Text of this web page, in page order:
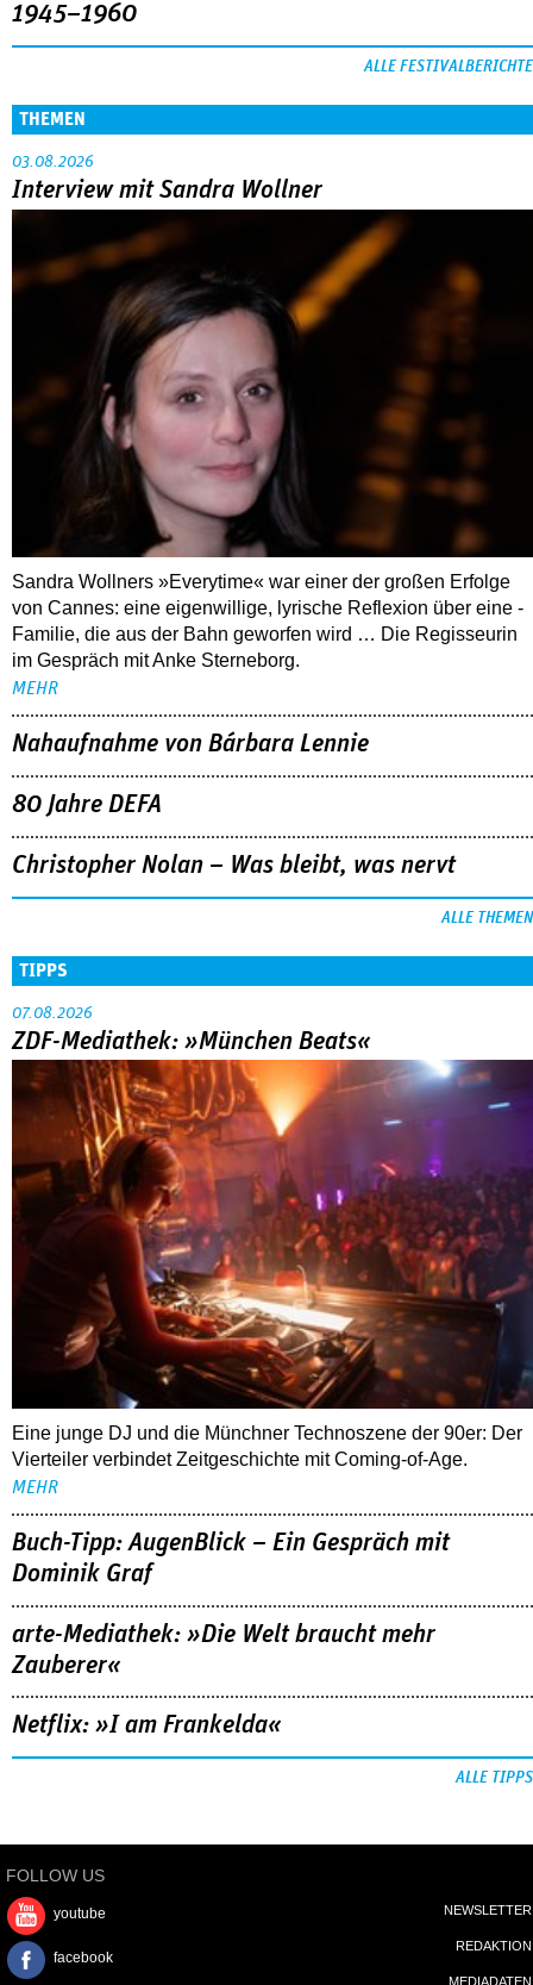
1945–1960
ALLE FESTIVALBERICHTE
THEMEN
03.08.2026
Interview mit Sandra Wollner
Sandra Wollners »Everytime« war einer der großen Erfolge
von Cannes: eine eigenwillige, lyrische Reflexion über eine ­
Familie, die aus der Bahn geworfen wird … Die Regisseurin
im Gespräch mit Anke Sterneborg.
MEHR
Nahaufnahme von Bárbara Lennie
80 Jahre DEFA
Christopher Nolan – Was bleibt, was nervt
ALLE THEMEN
TIPPS
07.08.2026
ZDF-Mediathek: »München Beats«
Eine junge DJ und die Münchner Technoszene der 90er: Der
Vierteiler verbindet Zeitgeschichte mit Coming-of-Age.
MEHR
Buch-Tipp: AugenBlick – Ein Gespräch mit
Dominik Graf
arte-Mediathek: »Die Welt braucht mehr
Zauberer«
Netflix: »I am Frankelda«
ALLE TIPPS
FOLLOW US
youtube
facebook
NEWSLETTER
REDAKTION
MEDIADATEN